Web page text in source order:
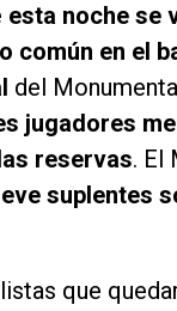
esta noche se
común en el
del
jugadores
reservas. El
suplentes
que